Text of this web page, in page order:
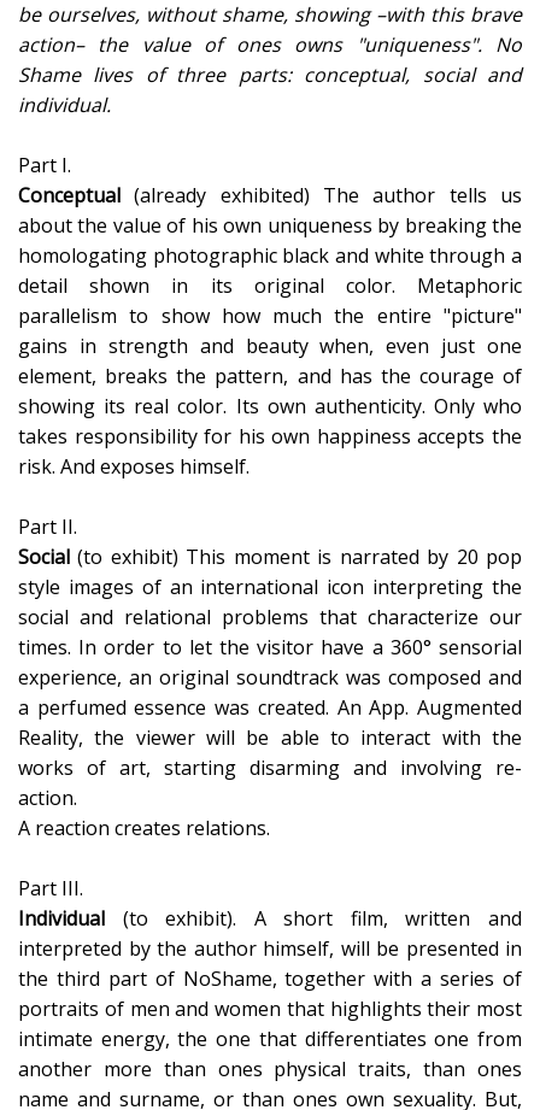
be ourselves, without shame, showing –with this brave
action– the value of ones owns "uniqueness". No
Shame lives of three parts: conceptual, social and
individual.
Part I.
Conceptual(already exhibited) The author tells us
about the value of his own uniqueness by breaking the
homologating photographic black and white through a
detail shown in its original color. Metaphoric
parallelism to show how much the entire "picture"
gains in strength and beauty when, even just one
element, breaks the pattern, and has the courage of
showing its real color. Its own authenticity. Only who
takes responsibility for his own happiness accepts the
risk. And exposes himself.
Part II.
Social(to exhibit) This moment is narrated by 20 pop
style images of an international icon interpreting the
social and relational problems that characterize our
times. In order to let the visitor have a 360° sensorial
experience, an original soundtrack was composed and
a perfumed essence was created. An App. Augmented
Reality, the viewer will be able to interact with the
works of art, starting disarming and involving re-
action.
A reaction creates relations.
Part III.
Individual (to exhibit). A short film, written and
interpreted by the author himself, will be presented in
the third part of NoShame, together with a series of
portraits of men and women that highlights their most
intimate energy, the one that differentiates one from
another more than ones physical traits, than ones
name and surname, or than ones own sexuality. But,